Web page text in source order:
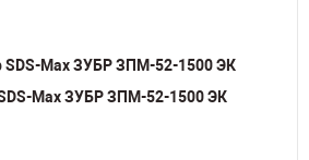
Max ЗУБР ЗПМ-52-1500 ЭК